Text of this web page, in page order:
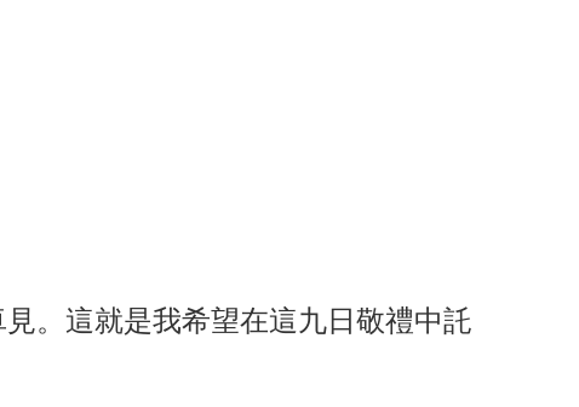
。這就是我希望在這九日敬禮中託